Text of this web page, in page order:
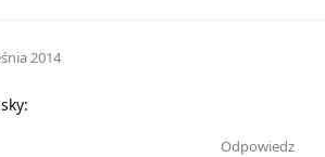
2014
Odpowiedz